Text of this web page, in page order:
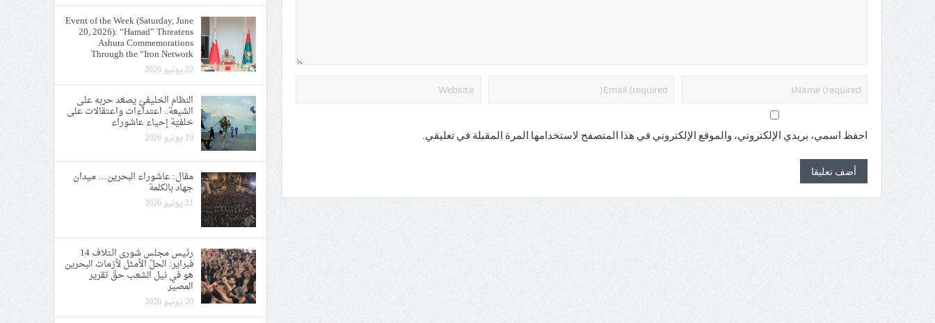
احفظ اسمي، بريدي الإلكتروني، والموقع الإلكتروني في هذا المتصفح لاستخدامها المرة المقبلة في تعليقي.
Event of the Week (Saturday, June
20, 2026): “Hamad” Threatens
Ashura Commemorations
Through the “Iron Network
22 يونيو 2026
النظام الخليفيّ يصعّد حربه على
الشيعة.. اعتداءات واعتقالات على
خلفيّة إحياء عاشوراء
19 يونيو 2026
مقال: عاشوراء البحرين… ميدان
جهاد بالكلمة
21 يونيو 2026
رئيس مجلس شورى ائتلاف 14
فبراير: الحلّ الأمثل لأزمات البحرين
هو في نيل الشعب حقّ تقرير
المصير
20 يونيو 2026